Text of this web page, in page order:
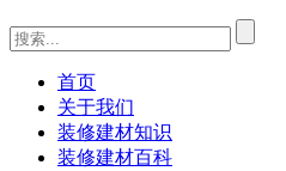
首页
关于我们
装修建材知识
装修建材百科